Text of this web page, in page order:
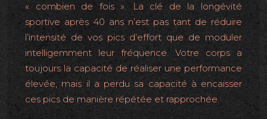
« combien de fois ». La clé de la longévité
sportive après 40 ans n’est pas tant de réduire
l’intensité de vos pics d’effort que de moduler
intelligemment leur fréquence. Votre corps a
toujours la capacité de réaliser une performance
élevée, mais il a perdu sa capacité à encaisser
ces pics de manière répétée et rapprochée.